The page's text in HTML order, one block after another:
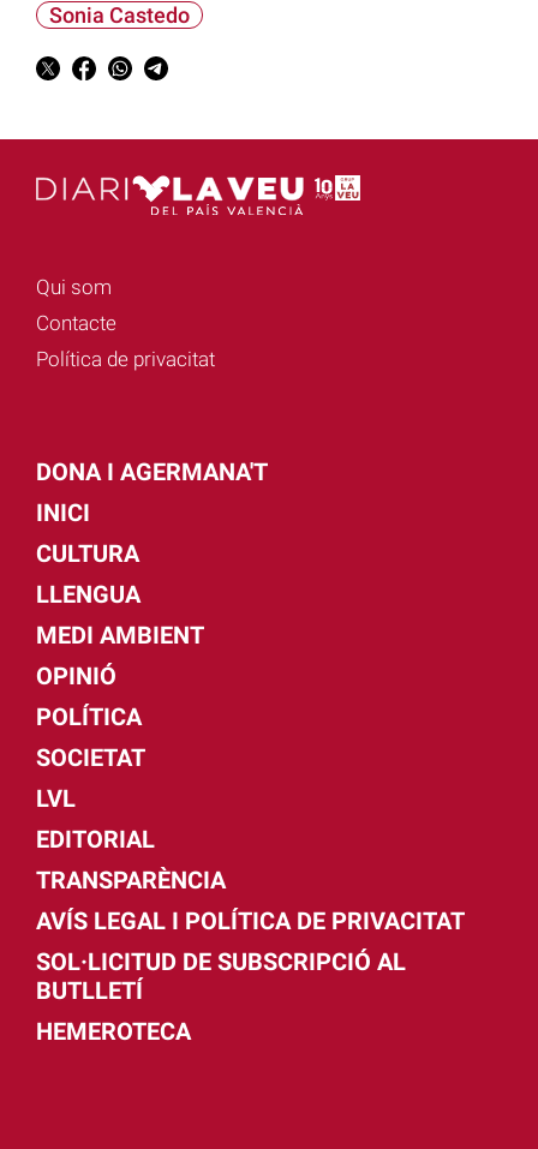
Sonia Castedo
Qui som
Contacte
Política de privacitat
DONA I AGERMANA'T
INICI
CULTURA
LLENGUA
MEDI AMBIENT
OPINIÓ
POLÍTICA
SOCIETAT
LVL
EDITORIAL
TRANSPARÈNCIA
AVÍS LEGAL I POLÍTICA DE PRIVACITAT
SOL·LICITUD DE SUBSCRIPCIÓ AL
BUTLLETÍ
HEMEROTECA